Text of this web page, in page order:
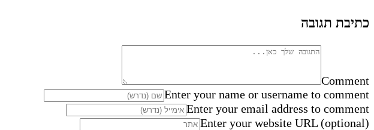
כתיבת תגובה
Comment
Enter your name or username to comment
Enter your email address to comment
Enter your website URL (optional)